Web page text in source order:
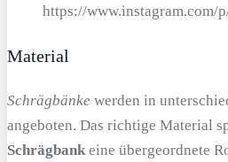
https://www.instagram.com/
Material
Schrägbänke werden in
angeboten. Das richtige Material
Schrägbank eine übergeordnete